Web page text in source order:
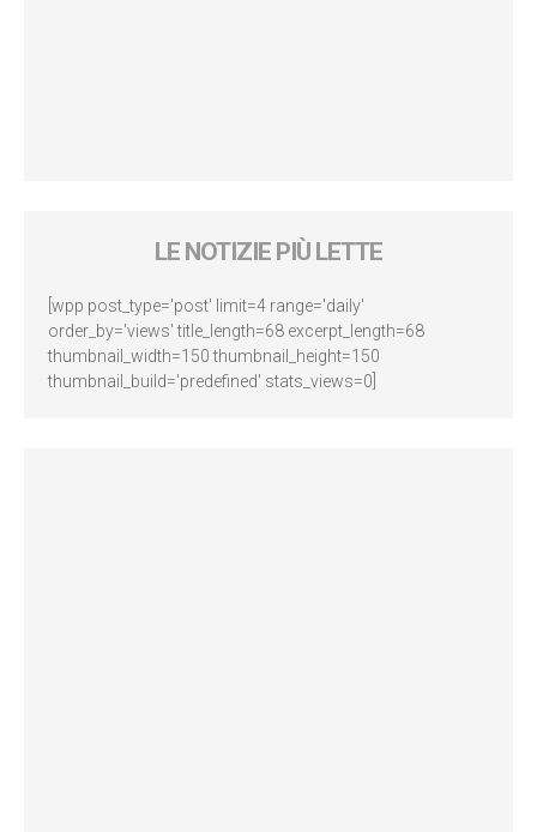
LE NOTIZIE PIÙ LETTE
[wpp post_type='post' limit=4 range='daily'
order_by='views' title_length=68 excerpt_length=68
thumbnail_width=150 thumbnail_height=150
thumbnail_build='predefined' stats_views=0]